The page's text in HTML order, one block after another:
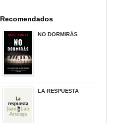
Recomendados
NO DORMIRÁS
LA RESPUESTA